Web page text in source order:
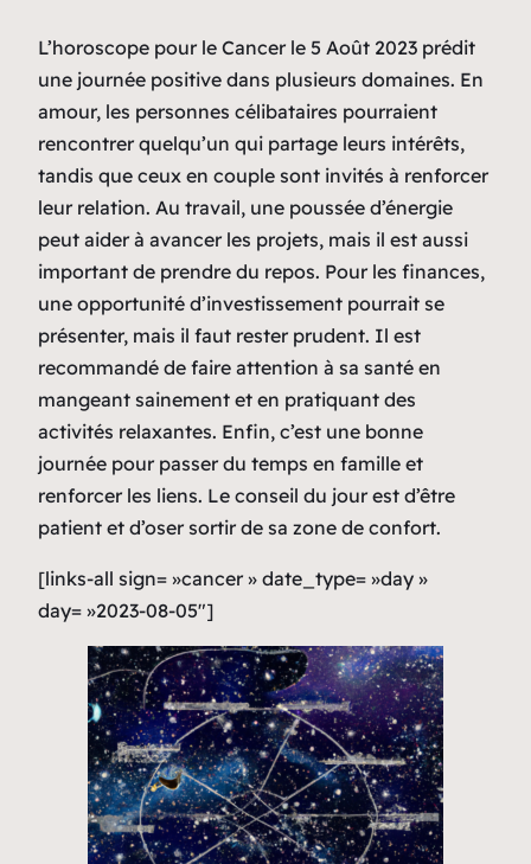
L’horoscope pour le Cancer le 5 Août 2023 prédit
une journée positive dans plusieurs domaines. En
amour, les personnes célibataires pourraient
rencontrer quelqu’un qui partage leurs intérêts,
tandis que ceux en couple sont invités à renforcer
leur relation. Au travail, une poussée d’énergie
peut aider à avancer les projets, mais il est aussi
important de prendre du repos. Pour les finances,
une opportunité d’investissement pourrait se
présenter, mais il faut rester prudent. Il est
recommandé de faire attention à sa santé en
mangeant sainement et en pratiquant des
activités relaxantes. Enfin, c’est une bonne
journée pour passer du temps en famille et
renforcer les liens. Le conseil du jour est d’être
patient et d’oser sortir de sa zone de confort.
[links-all sign= »cancer » date_type= »day »
day= »2023-08-05″]